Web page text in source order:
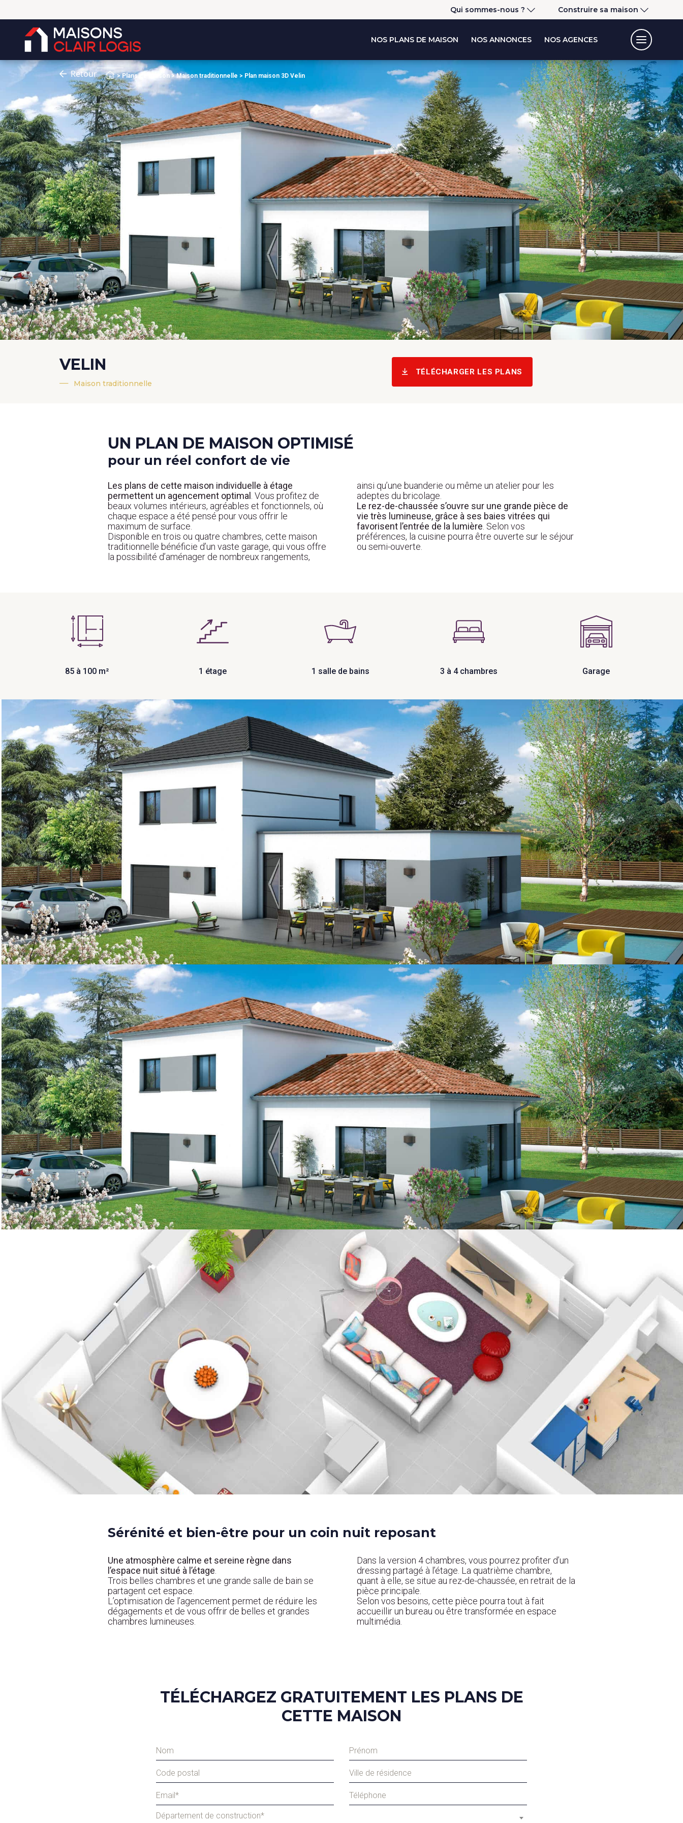
Qui sommes-nous ? Construire sa maison
NOS PLANS DE MAISON NOS ANNONCES NOS AGENCES
Retour Accueil
>Plans de maison >Maison traditionnelle > Plan maison 3D Velin
VELIN
Maison traditionnelle
TÉLÉCHARGER LES PLANS
UN PLAN DE MAISON OPTIMISÉ
pour un réel confort de vie
Les plans de cette maison individuelle à étage
permettent un agencement optimal . Vous profitez de
beaux volumes intérieurs, agréables et fonctionnels, où
chaque espace a été pensé pour vous offrir le
maximum de surface.
Disponible en trois ou quatre chambres, cette maison
traditionnelle bénéficie d’un vaste garage, qui vous offre
la possibilité d’aménager de nombreux rangements,
ainsi qu’une buanderie ou même un atelier pour les
adeptes du bricolage.
Le rez-de-chaussée s’ouvre sur une grande pièce de
vie très lumineuse, grâce à ses baies vitrées qui
favorisent l’entrée de la lumière . Selon vos
préférences, la cuisine pourra être ouverte sur le séjour
ou semi-ouverte.
85 à 100 m² 1 étage 1 salle de bains 3 à 4 chambres Garage
Sérénité et bien-être pour un coin nuit reposant
Une atmosphère calme et sereine règne dans
l’espace nuit situé à l’étage
Trois belles chambres et une grande salle de bain se
partagent cet espace.
L’optimisation de l’agencement permet de réduire les
dégagements et de vous offrir de belles et grandes
chambres lumineuses.
Dans la version 4 chambres, vous pourrez profiter d’un
dressing partagé à l’étage. La quatrième chambre,
quant à elle, se situe au rez-de-chaussée, en retrait de la
pièce principale.
Selon vos besoins, cette pièce pourra tout à fait
accueillir un bureau ou être transformée en espace
multimédia.
TÉLÉCHARGEZ GRATUITEMENT LES PLANS DE
CETTE MAISON
Département de construction*